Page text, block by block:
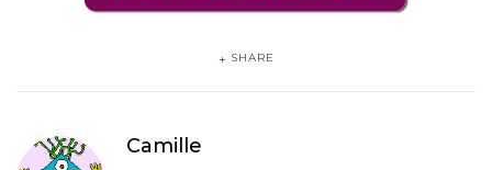
SHARE
Camille